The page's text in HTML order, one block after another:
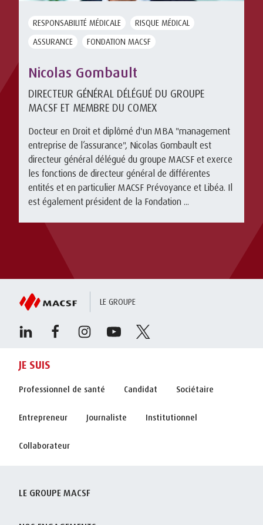
RESPONSABILITÉ MÉDICALE
RISQUE MÉDICAL
ASSURANCE
FONDATION MACSF
Nicolas Gombault
DIRECTEUR GÉNÉRAL DÉLÉGUÉ DU GROUPE
MACSF ET MEMBRE DU COMEX
Docteur en Droit et diplômé d'un MBA "management
entreprise de l’assurance", Nicolas Gombault est
directeur général délégué du groupe MACSF et exerce
les fonctions de directeur général de différentes
entités et en particulier MACSF Prévoyance et Libéa. Il
est également président de la Fondation ...
LE GROUPE
JE SUIS
Professionnel de santé Candidat Sociétaire
Entrepreneur Journaliste Institutionnel
Collaborateur
LE GROUPE MACSF